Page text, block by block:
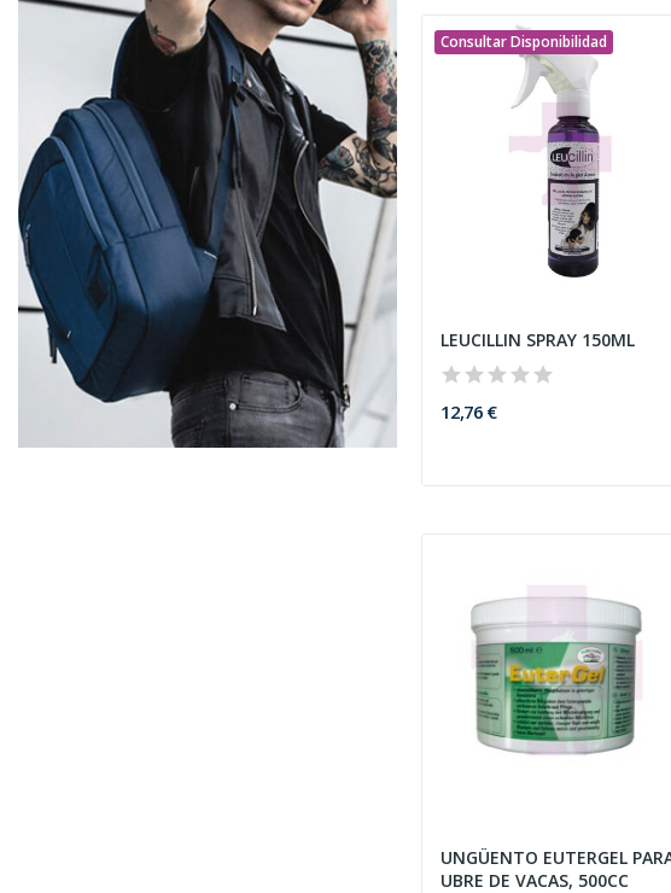
Consultar Disponibilidad
LEUCILLIN SPRAY 150ML
12,76 €
UNGÜENTO EUTERGEL
UBRE DE VACAS, 500CC